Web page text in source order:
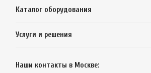
Каталог оборудования
Услуги и решения
Наши контакты в Москве: